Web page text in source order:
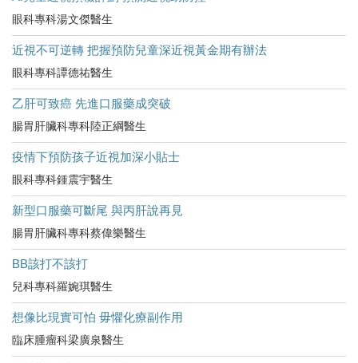
眼科專科湯文傑醫生
近視不可逆轉 把握預防兒童深近視黃金期有辦法
眼科專科譚德祐醫生
乙肝可致癌 先進口服藥成突破
腸胃肝臟科專科陸正綱醫生
疫情下預防孩子近視加深小貼士
眼科專科鍾震宇醫生
新型口服藥可斷尾 與丙肝說再見
腸胃肝臟科專科蔡偉樂醫生
BB該打不該打
兒科專科羅婉琪醫生
想像比現實可怕 毋懼化療副作用
臨床腫瘤科梁廣泉醫生